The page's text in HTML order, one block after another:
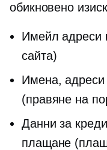
обикновено
Имейл адреси
сайта)
Имена,
(правяне на
Данни за
плащане